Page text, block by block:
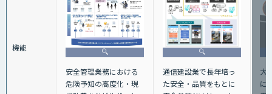
機能
安全管理業務における
危険予知の高度化・現
通信建設業で長年培っ
た安全・品質をもとに
大
に